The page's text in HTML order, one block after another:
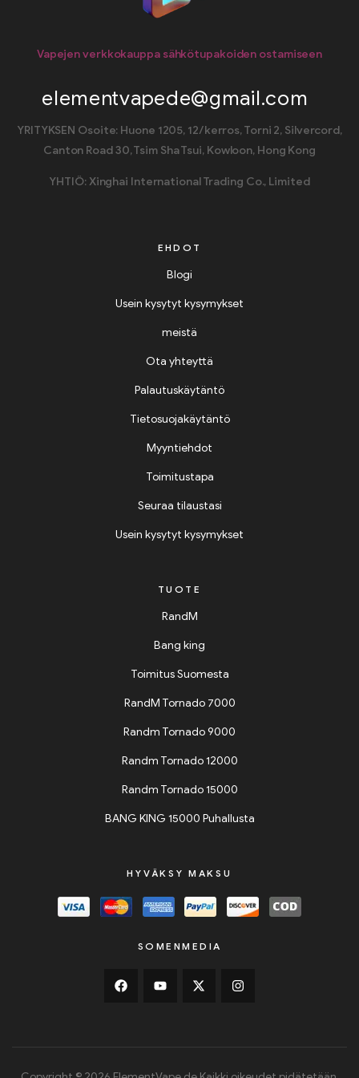
Vapejen verkkokauppa sähkötupakoiden ostamiseen
elementvapede@gmail.com
YRITYKSEN Osoite: Huone 1205, 12/kerros, Torni 2, Silvercord,
Canton Road 30, Tsim Sha Tsui, Kowloon, Hong Kong
YHTIÖ: Xinghai International Trading Co., Limited
EHDOT
Blogi
Usein kysytyt kysymykset
meistä
Ota yhteyttä
Palautuskäytäntö
Tietosuojakäytäntö
Myyntiehdot
Toimitustapa
Seuraa tilaustasi
Usein kysytyt kysymykset
TUOTE
RandM
Bang king
Toimitus Suomesta
RandM Tornado 7000
Randm Tornado 9000
Randm Tornado 12000
Randm Tornado 15000
BANG KING 15000 Puhallusta
HYVÄKSY MAKSU
SOMENMEDIA